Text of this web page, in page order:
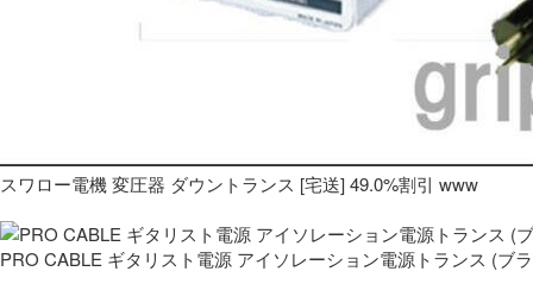
スワロー電機 変圧器 ダウントランス [宅送] 49.0%割引 www
PRO CABLE ギタリスト電源 アイソレーション電源トランス (ブ